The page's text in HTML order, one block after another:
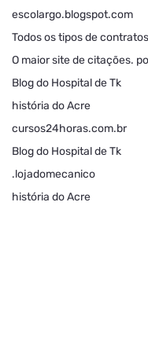
escolargo.blogspot.com
Todos os tipos de
O maior site de citações.
Blog do Hospital de Tk
história do Acre
cursos24horas.com.br
Blog do Hospital de Tk
.lojadomecanico
história do Acre